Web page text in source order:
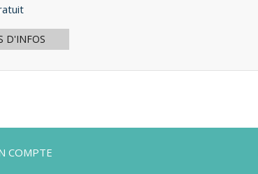
D'INFOS
COMPTE